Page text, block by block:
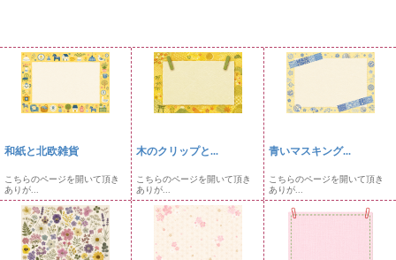
和紙と北欧雑貨
こちらのページを開いて頂き
ありが...
木のクリップと...
こちらのページを開いて頂き
ありが...
青いマスキング...
こちらのページを開いて頂き
ありが...